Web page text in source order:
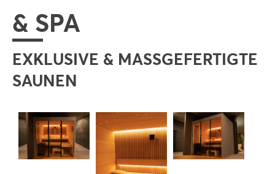
& SPA
EXKLUSIVE & MASSGEFERTIGTE S
AUNEN